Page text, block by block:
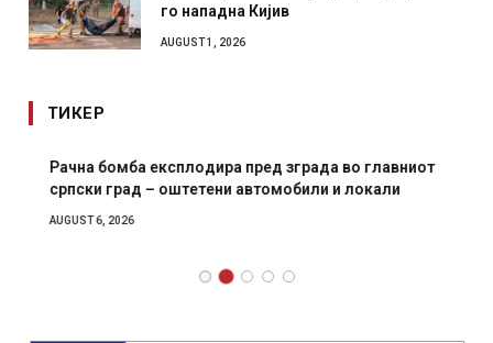
го нападна Кијив
AUGUST 1, 2026
ТИКЕР
Рачна бомба експлодира пред зграда во главниот
српски град – оштетени автомобили и локали
AUGUST 6, 2026